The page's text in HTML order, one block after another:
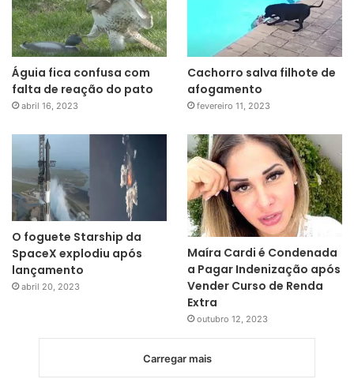
Águia fica confusa com
falta de reação do pato
abril 16, 2023
Cachorro salva filhote de
afogamento
fevereiro 11, 2023
O foguete Starship da
SpaceX explodiu após
lançamento
abril 20, 2023
Maíra Cardi é Condenada
a Pagar Indenização após
Vender Curso de Renda
Extra
outubro 12, 2023
Carregar mais